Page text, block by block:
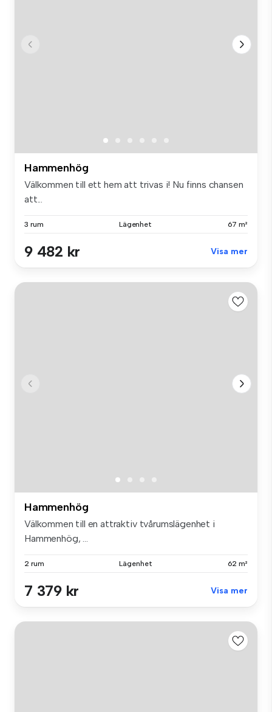
Hammenhög
Välkommen till ett hem att trivas i! Nu finns chansen
att...
3 rum Lägenhet 67 m²
9 482 kr Visa mer
Hammenhög
Välkommen till en attraktiv tvårumslägenhet i
Hammenhög, ...
2 rum Lägenhet 62 m²
7 379 kr Visa mer